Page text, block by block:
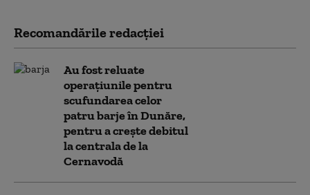
Recomandările redacţiei
Au fost reluate
operațiunile pentru
scufundarea celor
patru barje în Dunăre,
pentru a crește debitul
la centrala de la
Cernavodă